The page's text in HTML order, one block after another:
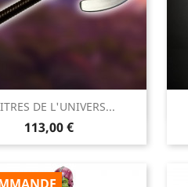
DE L'UNIVERS...
Prix
113,00 €
Aperçu rapide